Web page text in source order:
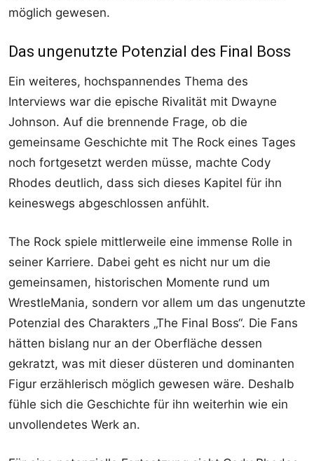
möglich gewesen.
Das ungenutzte Potenzial des Final Boss
Ein weiteres, hochspannendes Thema des
Interviews war die epische Rivalität mit Dwayne
Johnson. Auf die brennende Frage, ob die
gemeinsame Geschichte mit The Rock eines Tages
noch fortgesetzt werden müsse, machte Cody
Rhodes deutlich, dass sich dieses Kapitel für ihn
keineswegs abgeschlossen anfühlt.
The Rock spiele mittlerweile eine immense Rolle in
seiner Karriere. Dabei geht es nicht nur um die
gemeinsamen, historischen Momente rund um
WrestleMania, sondern vor allem um das ungenutzte
Potenzial des Charakters „The Final Boss“. Die Fans
hätten bislang nur an der Oberfläche dessen
gekratzt, was mit dieser düsteren und dominanten
Figur erzählerisch möglich gewesen wäre. Deshalb
fühle sich die Geschichte für ihn weiterhin wie ein
unvollendetes Werk an.